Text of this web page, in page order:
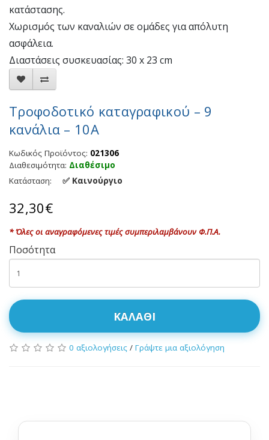
κατάστασης.
Χωρισμός των καναλιών σε ομάδες για απόλυτη
ασφάλεια.
Διαστάσεις συσκευασίας: 30 x 23 cm
Τροφοδοτικό καταγραφικού – 9
κανάλια – 10A
Κωδικός Προϊόντος: 021306
Διαθεσιμότητα: Διαθέσιμο
Κατάσταση:
✅ Καινούργιο
32,30€
* Όλες οι αναγραφόμενες τιμές συμπεριλαμβάνουν Φ.Π.Α.
Ποσότητα
ΚΑΛΆΘΙ
0 αξιολογήσεις / Γράψτε μια αξιολόγηση